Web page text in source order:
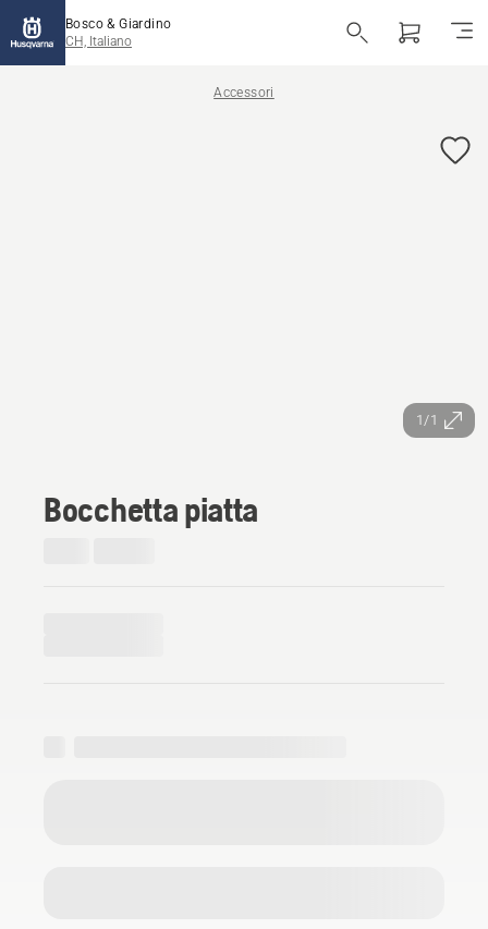
Bosco & Giardino
CH, Italiano
Accessori
1/1
Bocchetta piatta